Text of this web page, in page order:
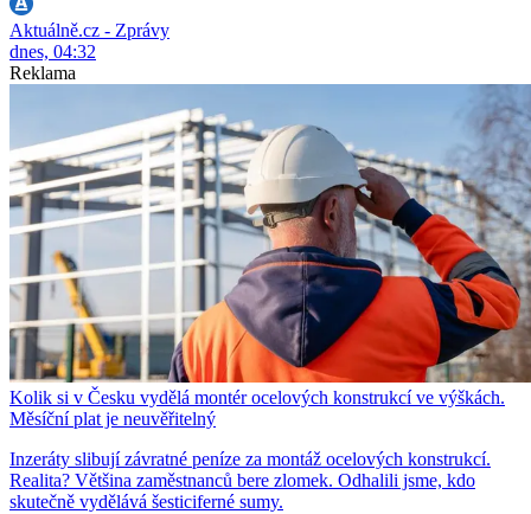
Aktuálně.cz - Zprávy
dnes, 04:32
Reklama
Kolik si v Česku vydělá montér ocelových konstrukcí ve výškách.
Měsíční plat je neuvěřitelný
Inzeráty slibují závratné peníze za montáž ocelových konstrukcí.
Realita? Většina zaměstnanců bere zlomek. Odhalili jsme, kdo
skutečně vydělává šesticiferné sumy.